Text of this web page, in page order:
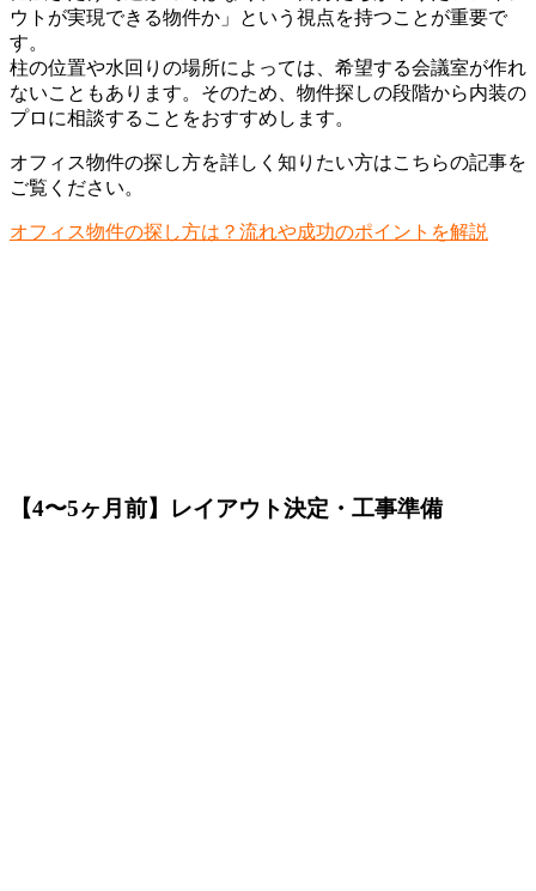
ウトが実現できる物件か」という視点を持つことが重要で
す。
柱の位置や水回りの場所によっては、希望する会議室が作れ
ないこともあります。そのため、物件探しの段階から内装の
プロに相談することをおすすめします。
オフィス物件の探し方を詳しく知りたい方はこちらの記事を
ご覧ください。
オフィス物件の探し方は？流れや成功のポイントを解説
【4〜5ヶ月前】レイアウト決定・工事準備